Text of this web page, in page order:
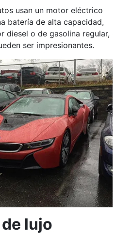
usan un motor eléctrico
batería de alta capacidad,
diesel o de gasolina regular,
ser impresionantes.
lujo